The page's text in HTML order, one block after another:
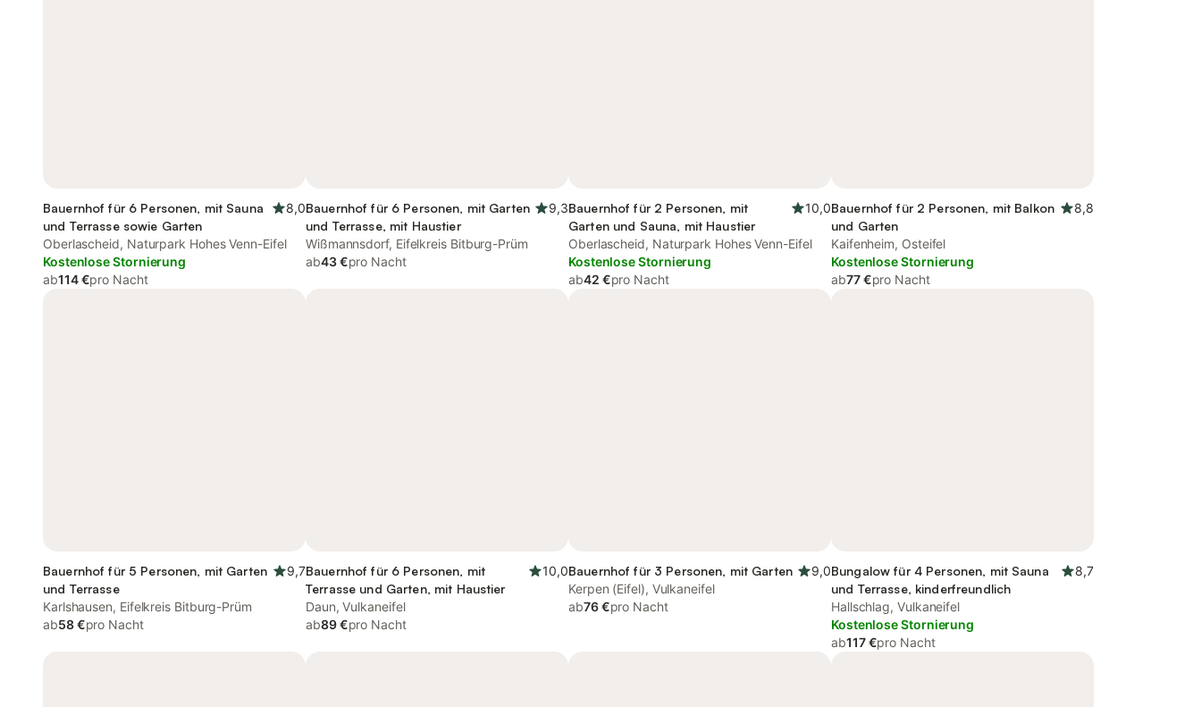
Bauernhof für 6 Personen, mit Sauna
und Terrasse sowie Garten
8,0
Oberlascheid, Naturpark Hohes Venn-Eifel
Kostenlose Stornierung
ab114 €pro Nacht
Bauernhof für 6 Personen, mit Garten
und Terrasse, mit Haustier
9,3
Wißmannsdorf, Eifelkreis Bitburg-Prüm
ab43 €pro Nacht
Bauernhof für 2 Personen, mit
Garten und Sauna, mit Haustier
10,0
Oberlascheid, Naturpark Hohes Venn-Eifel
Kostenlose Stornierung
ab42 €pro Nacht
Bauernhof für 2 Personen, mit Balkon
und Garten
8,8
Kaifenheim, Osteifel
Kostenlose Stornierung
ab77 €pro Nacht
Bauernhof für 5 Personen, mit Garten
und Terrasse
9,7
Karlshausen, Eifelkreis Bitburg-Prüm
ab58 €pro Nacht
Bauernhof für 6 Personen, mit
Terrasse und Garten, mit Haustier
10,0
Daun, Vulkaneifel
ab89 €pro Nacht
Bauernhof für 3 Personen, mit Garten
9,0
Kerpen (Eifel), Vulkaneifel
ab76 €pro Nacht
Bungalow für 4 Personen, mit Sauna
und Terrasse, kinderfreundlich
8,7
Hallschlag, Vulkaneifel
Kostenlose Stornierung
ab117 €pro Nacht